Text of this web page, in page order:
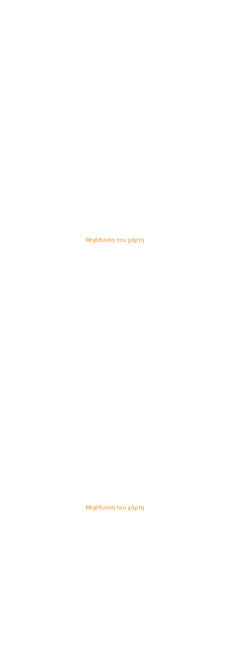
Μεγέθυνση του χάρτη
Μεγέθυνση του χάρτη